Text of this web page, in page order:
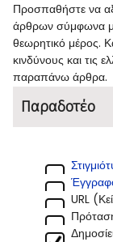
Προσπαθήστε να
άρθρων σύμφωνα
θεωρητικό μέρος.
κινδύνους και τις
παραπάνω άρθρα.
Παραδοτέο
URL